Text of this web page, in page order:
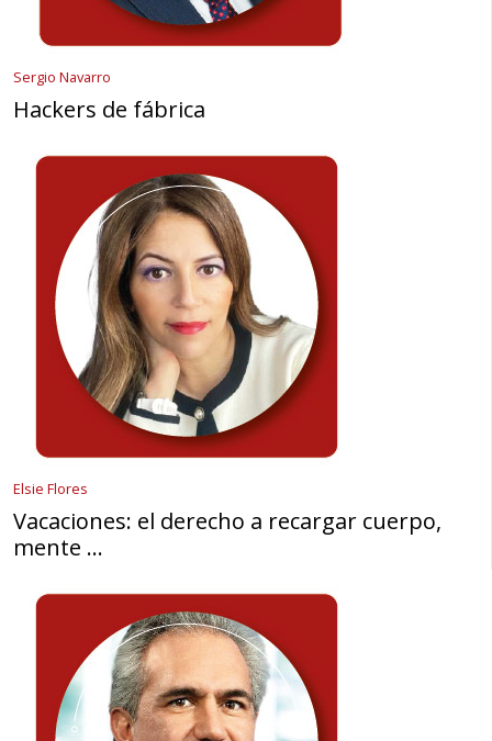
Sergio Navarro
Hackers de fábrica
Elsie Flores
Vacaciones: el derecho a recargar cuerpo,
mente …